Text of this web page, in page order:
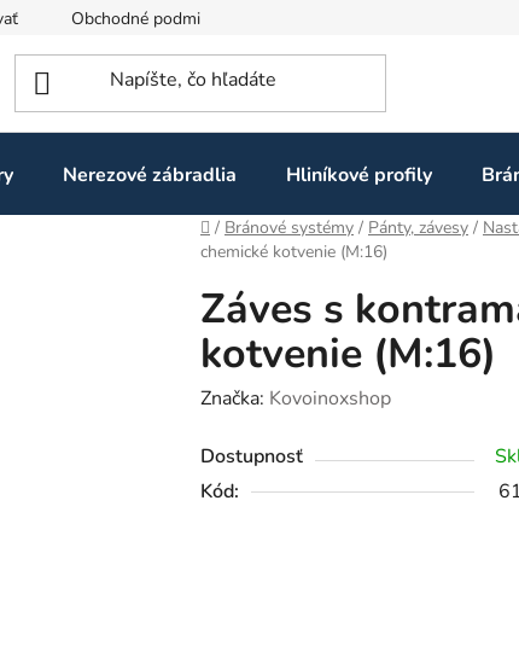
Obchodné podmienky
Nerezové zábradlia Hliníkové profily
Domov
/ Bránové systémy / Pánty, závesy /
chemické kotvenie (M:16)
Záves s
kotvenie (M:16)
Značka: Kovoinoxshop
Dostupnosť
Kód: